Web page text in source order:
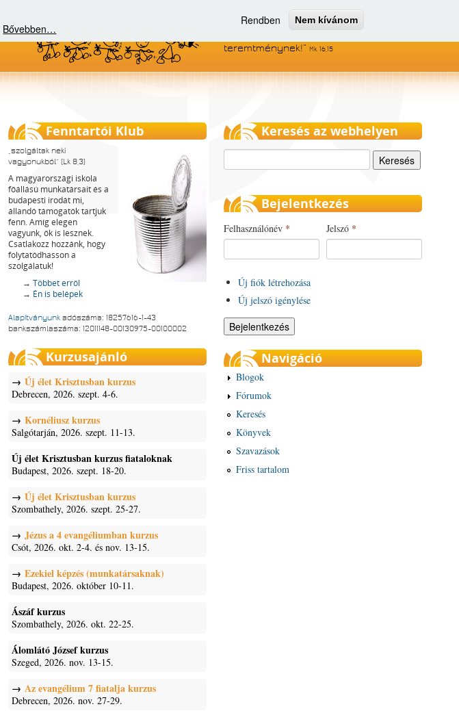
Bővebben…
Rendben Nem kívánom
Menjetek el az egész világra, és
teremtménynek!
Mk 16,15
Fenntartói Klub
szolgáltak neki
vagyonukból
(Lk 8,3)
A magyarországi iskola
főállású munkatársait és a
budapesti irodát mi,
állandó támogatók tartjuk
fenn. Amíg elegen
vagyunk, ők is lesznek.
Csatlakozz hozzánk, hogy
folytatódhasson a
szolgálatuk!
→ Többet erről
→ Én is belépek
Alapítványunk adószáma: 18257616-1-43
bankszámlaszáma: 12011148-00130975-00100002
Kurzusajánló
Új élet Krisztusban kurzus
Debrecen, 2026. szept. 4-6.
Kornéliusz kurzus
Salgótarján, 2026. szept. 11-13.
Új élet Krisztusban kurzus fiataloknak
Budapest, 2026. szept. 18-20.
Új élet Krisztusban kurzus
Szombathely, 2026. szept. 25-27.
Jézus a 4 evangéliumban kurzus
Csót, 2026. okt. 2-4. és nov. 13-15.
Ezekiel képzés (munkatársaknak)
Budapest, 2026. október 10-11.
Ászáf kurzus
Szombathely, 2026. okt. 22-25.
Álomlátó József kurzus
Szeged, 2026. nov. 13-15.
Az evangélium 7 fiatalja kurzus
Debrecen, 2026. nov. 27-29.
Keresés az webhelyen
Bejelentkezés
Felhasználónév * Jelszó *
Új fiók létrehozása
Új jelszó igénylése
Navigáció
Blogok
Fórumok
Keresés
Könyvek
Szavazások
Friss tartalom